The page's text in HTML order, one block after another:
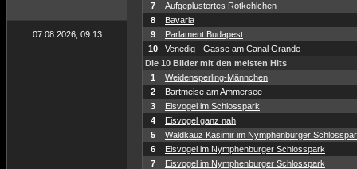
07.08.2026, 09:13
7
Aufgeplustertes Rotkehlchen
8
Bavaria
9
Parlament Budapest
10
Venedig - Gasse am Canal Grande
Die 10 Bilder mit den meisten Hits
1
Weidensperling-Männchen
2
Bartmeise am Ammersee
3
Eisvogel im Schlosspark
4
Eisvogel ganz nah
5
Waldkauz Kasimir im Nymphenburger
6
Eisvogel im Nymphenburger Schlosspark
7
Eisvogel im Nymphenburger Schlosspark